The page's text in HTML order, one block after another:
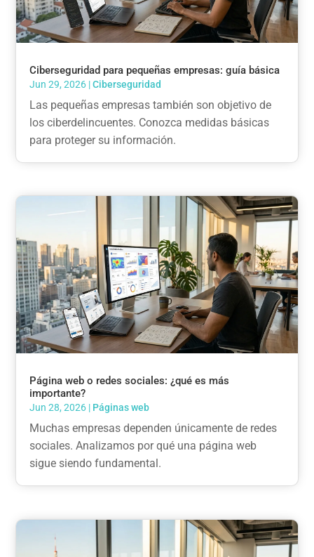
Ciberseguridad para pequeñas empresas: guía básica
Jun 29, 2026 |Ciberseguridad
Las pequeñas empresas también son objetivo de
los ciberdelincuentes. Conozca medidas básicas
para proteger su información.
Página web o redes sociales: ¿qué es más
importante?
Jun 28, 2026 | Páginas web
Muchas empresas dependen únicamente de redes
sociales. Analizamos por qué una página web
sigue siendo fundamental.